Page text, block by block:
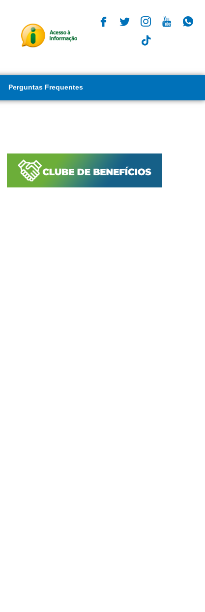
Perguntas Frequentes